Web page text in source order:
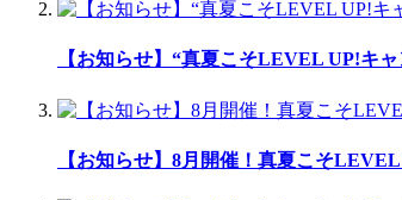
【お知らせ】“真夏こそLEVEL UP!キ
【お知らせ】8月開催！真夏こそ